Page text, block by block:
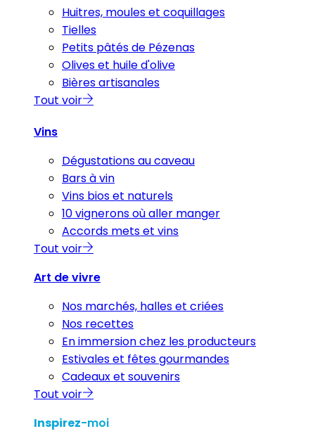
Huitres, moules et coquillages
Tielles
Petits pâtés de Pézenas
Olives et huile d'olive
Bières artisanales
Tout voir
Vins
Dégustations au caveau
Bars à vin
Vins bios et naturels
10 vignerons où aller manger
Accords mets et vins
Tout voir
Art de vivre
Nos marchés, halles et criées
Nos recettes
En immersion chez les producteurs
Estivales et fêtes gourmandes
Cadeaux et souvenirs
Tout voir
Inspirez-moi